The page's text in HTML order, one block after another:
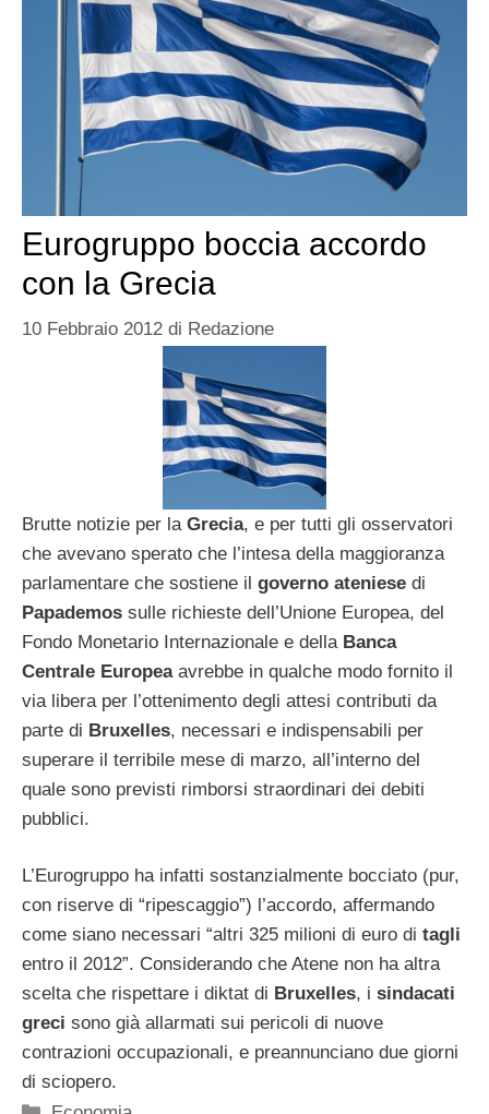
Eurogruppo boccia accordo
con la Grecia
10 Febbraio 2012 di Redazione
Brutte notizie per la Grecia, e per tutti gli osservatori
che avevano sperato che l’intesa della maggioranza
parlamentare che sostiene il governo ateniese di
Papademos sulle richieste dell’Unione Europea, del
Fondo Monetario Internazionale e della Banca
Centrale Europeaavrebbe in qualche modo fornito il
via libera per l’ottenimento degli attesi contributi da
parte di Bruxelles, necessari e indispensabili per
superare il terribile mese di marzo, all’interno del
quale sono previsti rimborsi straordinari dei debiti
pubblici.
L’Eurogruppo ha infatti sostanzialmente bocciato (pur,
con riserve di “ripescaggio”) l’accordo, affermando
come siano necessari “altri 325 milioni di euro di tagli
entro il 2012”. Considerando che Atene non ha altra
scelta che rispettare i diktat di Bruxelles, i sindacati
greci sono già allarmati sui pericoli di nuove
contrazioni occupazionali, e preannunciano due giorni
di sciopero.
Categorie